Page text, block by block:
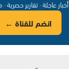
أخبار عاجلة · تقارير حصرية
انضم للقناة ←